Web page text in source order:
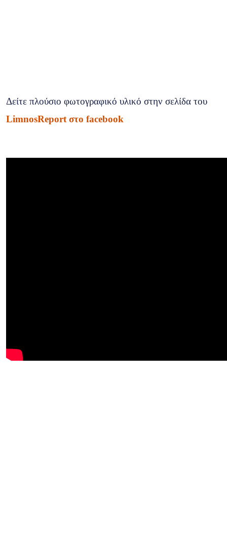
Δείτε πλούσιο φωτογραφικό υλικό στην σελίδα του
LimnosReport στο facebook